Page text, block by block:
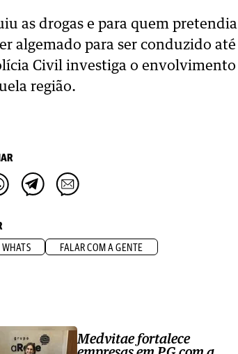
as drogas e para quem pretendia
algemado para ser conduzido até
Civil investiga o envolvimento
região.
WHATS FALAR COM A GENTE
Medvitae fortalece